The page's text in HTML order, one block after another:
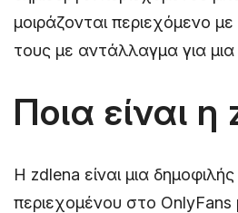
μοιράζονται περιεχόμενο
τους με αντάλλαγμα για μια
Ποια είναι η
Η zdlena είναι μια
περιεχομένου στο OnlyFans